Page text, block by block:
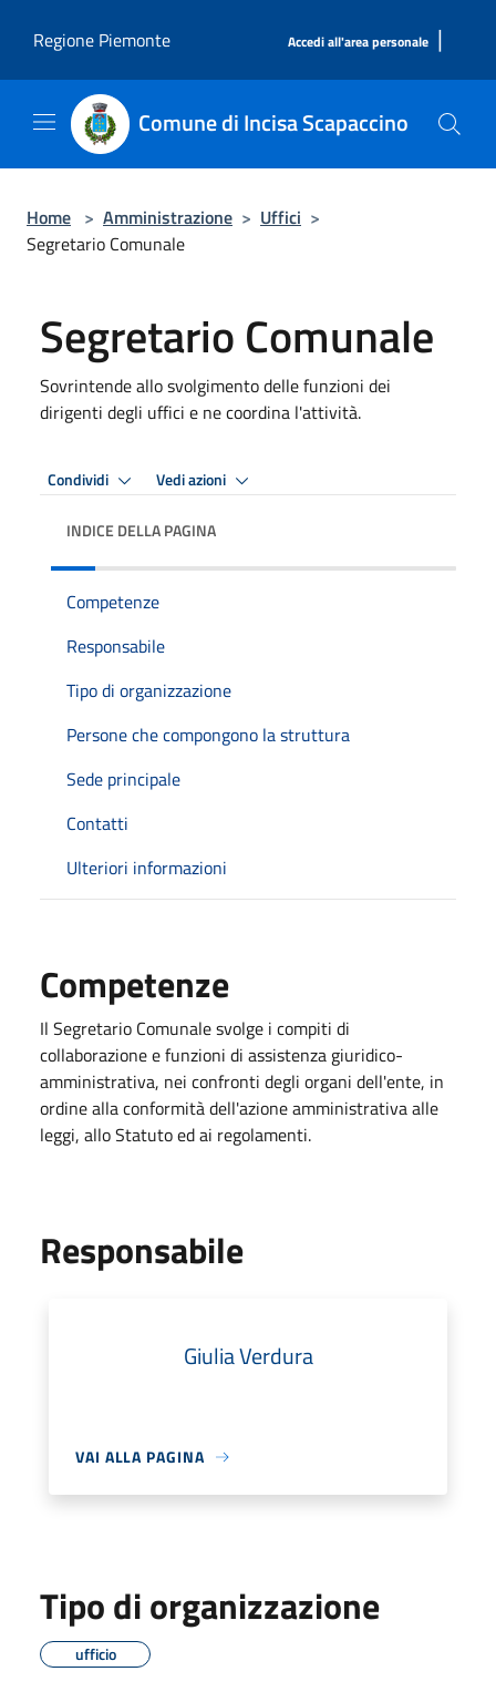
Regione Piemonte
Accedi all'area personale |
Comune di Incisa Scapaccino
Home > Amministrazione > Uffici >
Segretario Comunale
Segretario Comunale
Sovrintende allo svolgimento delle funzioni dei
dirigenti degli uffici e ne coordina l'attività.
Condividi Vedi azioni
INDICE DELLA PAGINA
Competenze
Responsabile
Tipo di organizzazione
Persone che compongono la struttura
Sede principale
Contatti
Ulteriori informazioni
Competenze
Il Segretario Comunale svolge i compiti di
collaborazione e funzioni di assistenza giuridico-
amministrativa, nei confronti degli organi dell'ente, in
ordine alla conformità dell'azione amministrativa alle
leggi, allo Statuto ed ai regolamenti.
Responsabile
Giulia Verdura
VAI ALLA PAGINA
Tipo di organizzazione
ufficio